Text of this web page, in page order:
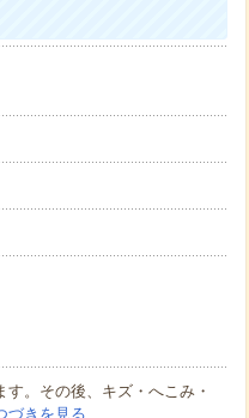
。その後、キズ・へこみ・
づきを見る